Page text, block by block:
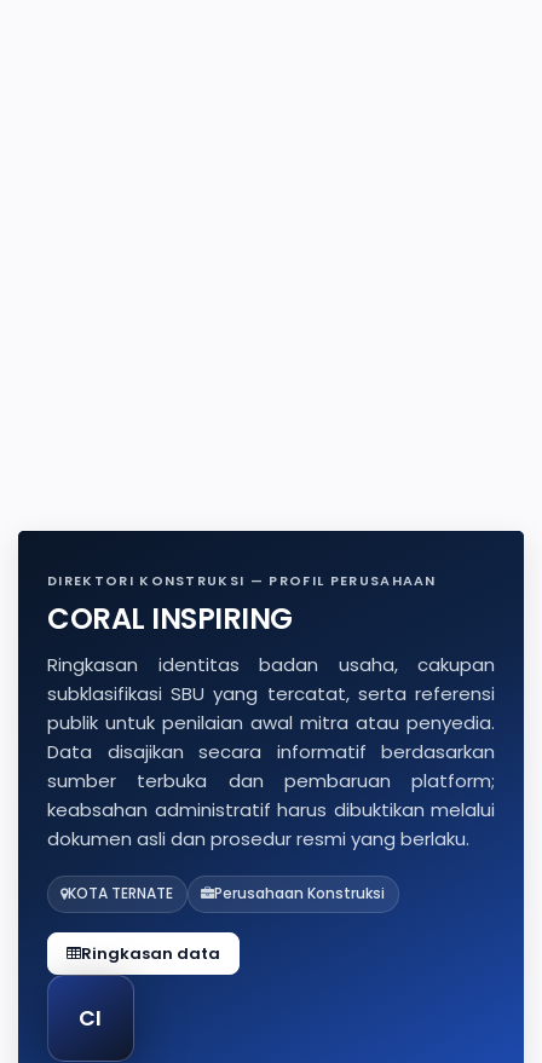
DIREKTORI KONSTRUKSI — PROFIL PERUSAHAAN
CORAL INSPIRING
Ringkasan identitas badan usaha, cakupan
subklasifikasi SBU yang tercatat, serta referensi
publik untuk penilaian awal mitra atau penyedia.
Data disajikan secara informatif berdasarkan
sumber terbuka dan pembaruan platform;
keabsahan administratif harus dibuktikan melalui
dokumen asli dan prosedur resmi yang berlaku.
KOTA TERNATE Perusahaan Konstruksi
Ringkasan data
CI